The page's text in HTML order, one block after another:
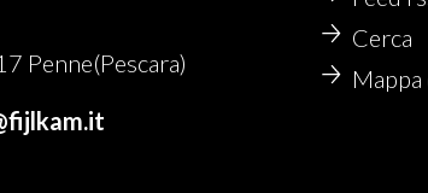
Penne(Pescara)
Cerca